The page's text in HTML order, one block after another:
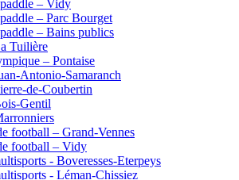
– Vidy
– Parc Bourget
– Bains publics
Tuilière
– Pontaise
Antonio-Samaranch
de-Coubertin
Gentil
football – Grand-Vennes
football – Vidy
- Boveresses-Eterpeys
- Léman-Chissiez